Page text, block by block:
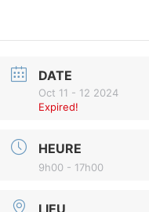
DATE
Oct 11 - 12 2024
Expired!
HEURE
9h00 - 17h00